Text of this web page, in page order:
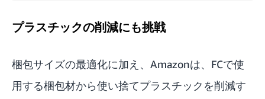
プラスチックの削減にも挑戦
梱包サイズの最適化に加え、Amazonは、FCで使
用する梱包材から使い捨てプラスチックを削減す